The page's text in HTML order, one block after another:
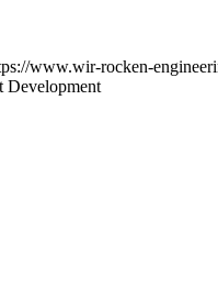
www.wir-rocken-
Development